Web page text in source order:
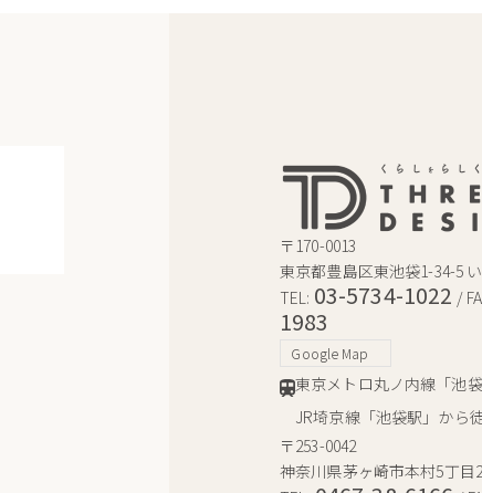
〒170-0013
東京都豊島区東池袋1-34-5
TEL: 03-5734-1022 /
1983
Google Map
東京メトロ丸ノ内線「池
JR埼京線「池袋駅」から
〒253-0042
神奈川県茅ヶ崎市本村5丁目